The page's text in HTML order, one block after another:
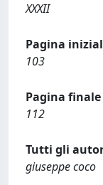
XXXII
Pagina
103
Pagina finale
112
Tutti gli
giuseppe coco